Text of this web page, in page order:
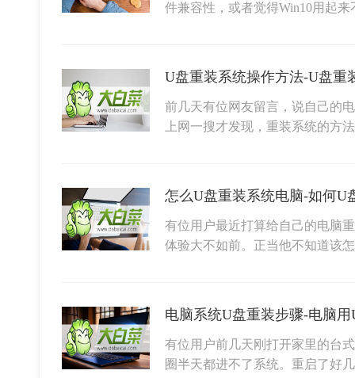
件兼容性，或者觉得Win10用起
U盘重装系统操作方法-U盘重
前几天有位网友留言，说自己的
上网一搜才发现，重装系统的方
怎么U盘重装系统电脑-如何U
有位用户最近打算给自己的电脑
体验大不如前。正当他不知道该
电脑系统U盘重装步骤-电脑
有位用户前几天刚打开家里的台
圈半天都进不了系统。重启了好